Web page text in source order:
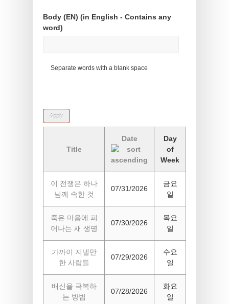
Body (EN) (in English - Contains any
word)
Separate words with a blank space
Title
Date
Day
of
Week
이 전쟁은 하나
님께 속한 것
07/31/2026
금요
일
죽은 마음에 피
어나는 새 생명
07/30/2026
목요
일
가까이 지낼만
한 사람들
07/29/2026
수요
일
배신을 극복하
는 방법
07/28/2026
화요
일